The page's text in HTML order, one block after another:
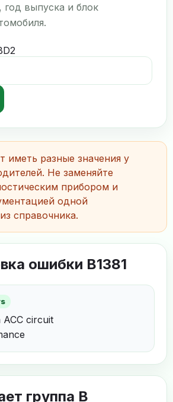
выпуска и блок
разные значения у
Не заменяйте
прибором и
одной
справочника.
ошибки B1381
ACC circuit
группа B